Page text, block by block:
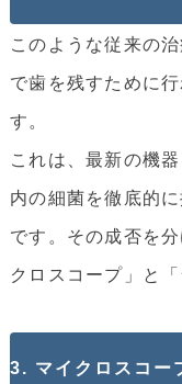
このような従来の
で歯を残すために
す。
これは、最新の機
内の細菌を徹底的
です。その成否を
クロスコープ」と
3. マイクロスコー